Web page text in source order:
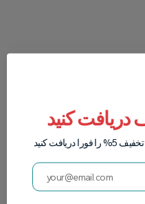
چرا ما را انتخاب کنید؟
در واتساپ برای ما بنویسید